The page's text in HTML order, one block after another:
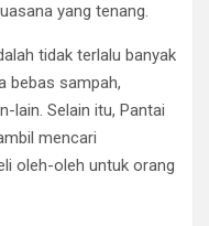
yang tenang.
tidak terlalu banyak
bebas sampah,
lain. Selain itu, Pantai
mencari
oleh-oleh untuk orang